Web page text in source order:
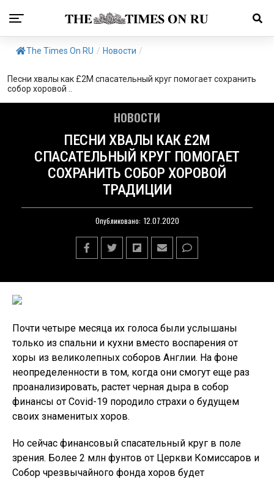
The Times On RU / Новости /
Песни хвалы как £2М спасательный круг помогает сохранить
собор хоровой ..
НОВОСТИ
ПЕСНИ ХВАЛЫ КАК £2М
СПАСАТЕЛЬНЫЙ КРУГ ПОМОГАЕТ
СОХРАНИТЬ СОБОР ХОРОВОЙ
ТРАДИЦИИ
Опубликовано: 12.07.2020
Почти четыре месяца их голоса были услышаны
только из спальни и кухни вместо воспарения от
хоры из великолепных соборов Англии. На фоне
неопределенности в том, когда они смогут еще раз
проанализировать, растет черная дыра в собор
финансы от Covid-19 породило страхи о будущем
своих знаменитых хоров.
Но сейчас финансовый спасательный круг в поле
зрения. Более 2 млн фунтов от Церкви Комиссаров и
Собор чрезвычайного фонда хоров будет